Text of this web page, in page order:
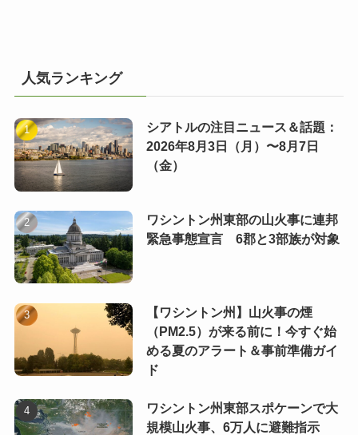
人気ランキング
シアトルの注目ニュース＆話題：
2026年8月3日（月）〜8月7日
（金）
ワシントン州東部の山火事に連邦
緊急事態宣言 6郡と3部族が対象
【ワシントン州】山火事の煙
（PM2.5）が来る前に！今すぐ始
める夏のアラート＆事前準備ガイ
ド
ワシントン州東部スポケーンで大
規模山火事、6万人に避難指示